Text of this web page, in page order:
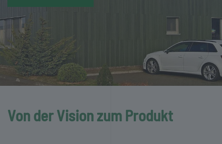
Von der Vision zum Produkt